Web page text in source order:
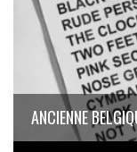
ANCIENNE